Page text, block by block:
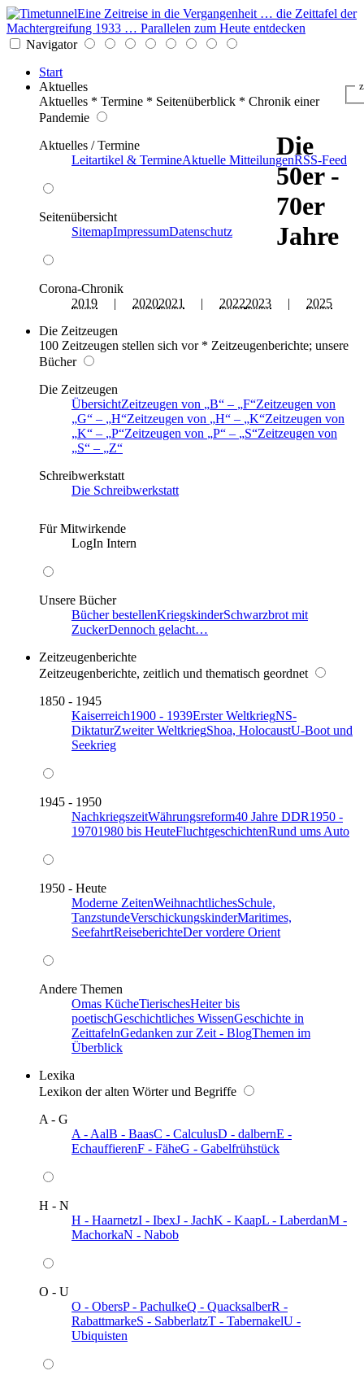
Eine Zeitreise in die Vergangenheit … die Zeittafel der
Machtergreifung 1933 … Parallelen zum Heute entdecken
Navigator
Start
Aktuelles
Aktuelles * Termine * Seitenüberblick * Chronik einer
Pandemie
Aktuelles / Termine
Leitartikel & TermineAktuelle MitteilungenRSS-Feed
Seitenübersicht
SitemapImpressumDatenschutz
Corona-Chronik
2019 | 20202021 | 20222023 | 2025
Die Zeitzeugen
100 Zeitzeugen stellen sich vor * Zeitzeugenberichte; unsere
Bücher
Die Zeitzeugen
ÜbersichtZeitzeugen von B – F Zeitzeugen von
G
– H Zeitzeugen von H – K Zeitzeugen von
K
– P Zeitzeugen von P – S Zeitzeugen von
S
–
Z
Schreibwerkstatt
Die Schreibwerkstatt
Für Mitwirkende
LogIn Intern
Unsere Bücher
Bücher bestellenKriegskinderSchwarzbrot mit
ZuckerDennoch gelacht…
Zeitzeugenberichte
Zeitzeugenberichte, zeitlich und thematisch geordnet
1850 - 1945
Kaiserreich1900 - 1939Erster WeltkriegNS-
DiktaturZweiter WeltkriegShoa, HolocaustU-Boot und
Seekrieg
1945 - 1950
NachkriegszeitWährungsreform40 Jahre DDR1950 -
19701980 bis HeuteFluchtgeschichtenRund ums Auto
1950 - Heute
Moderne ZeitenWeihnachtlichesSchule,
TanzstundeVerschickungskinderMaritimes,
SeefahrtReiseberichteDer vordere Orient
Andere Themen
Omas KücheTierischesHeiter bis
poetischGeschichtliches WissenGeschichte in
ZeittafelnGedanken zur Zeit - BlogThemen im
Überblick
Lexika
Lexikon der alten Wörter und Begriffe
A - G
A - AalB - BaasC - CalculusD - dalbernE -
EchauffierenF - FäheG - Gabelfrühstück
H - N
H - HaarnetzI - IbexJ - JachK - KaapL - LaberdanM -
MachorkaN - Nabob
O - U
O - ObersP - PachulkeQ - QuacksalberR -
RabattmarkeS - SabberlatzT - TabernakelU -
Ubiquisten
Die
50er -
70er
Jahre